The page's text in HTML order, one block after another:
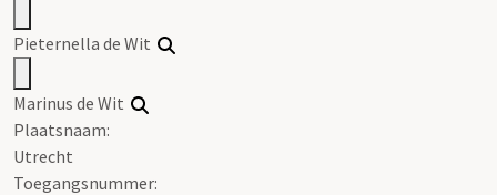
Pieternella de Wit
Marinus de Wit
Plaatsnaam:
Utrecht
Toegangsnummer: